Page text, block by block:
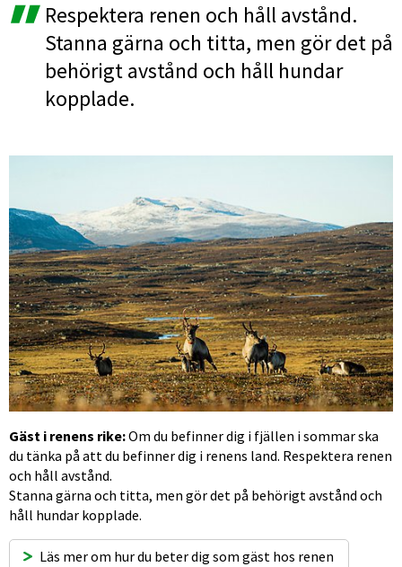
Respektera renen och håll avstånd.
Stanna gärna och titta, men gör det på
behörigt avstånd och håll hundar
kopplade.
Gäst i renens rike: Om du befinner dig i fjällen i sommar ska
du tänka på att du befinner dig i renens land. Respektera renen
och håll avstånd.
Stanna gärna och titta, men gör det på behörigt avstånd och
håll hundar kopplade.
Läs mer om hur du beter dig som gäst hos renen